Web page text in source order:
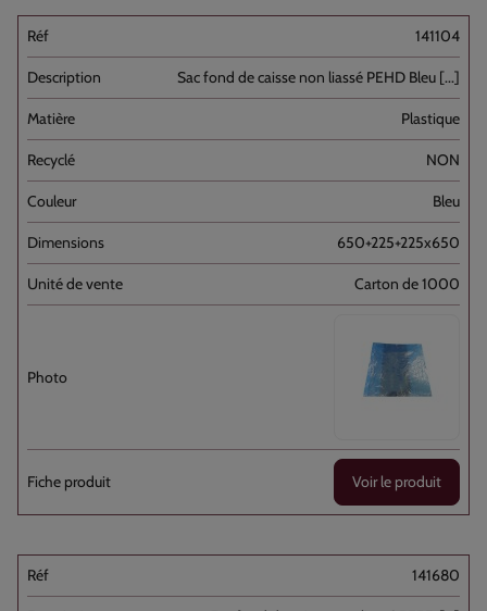
141104
Sac fond de caisse non liassé PEHD Bleu [...]
Plastique
NON
Bleu
650+225+225x650
Carton de 1000
Voir le produit
141680